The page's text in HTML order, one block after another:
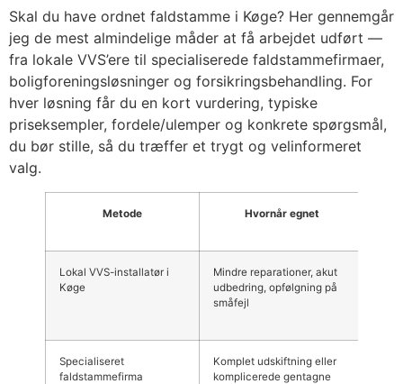
Skal du have ordnet faldstamme i Køge? Her gennemgår
jeg de mest almindelige måder at få arbejdet udført —
fra lokale VVS’ere til specialiserede faldstammefirmaer,
boligforeningsløsninger og forsikringsbehandling. For
hver løsning får du en kort vurdering, typiske
priseksempler, fordele/ulemper og konkrete spørgsmål,
du bør stille, så du træffer et trygt og velinformeret
valg.
Metode Hvornår egnet
Lokal VVS-installatør i
Køge
Mind­re reparationer, akut
udbedring, opfølgning på
småfejl
Specialiseret
faldstammefirma
Komplet udskiftning eller
komplicerede gentagne